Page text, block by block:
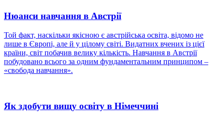
Нюанси навчання в Австрії
Той факт, наскільки якісною є австрійська освіта, відомо не
лише в Європі, але й у цілому світі. Видатних вчених із цієї
країни, світ побачив велику кількість. Навчання в Австрії
побудовано всього за одним фундаментальним принципом –
«свобода навчання».
Як здобути вищу освіту в Німеччині